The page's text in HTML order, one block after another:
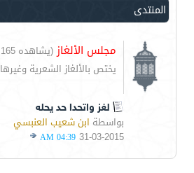
المنتدى
مجلس الألغاز (يشاهده 165 زائر)
يختص بالألغاز الشعرية وغيرها
لغز واتحدا حد يحله
بواسطة ابن شعيب العنبسي
31-03-2015
04:39 AM